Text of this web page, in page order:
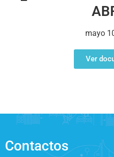
Arrendamiento
OPV-JVC
¿Qué es el ISVIMED?
Plan de Desarrollo
Opciones de
Contraste
Centro de relevo
mayo
Ver
Contactos